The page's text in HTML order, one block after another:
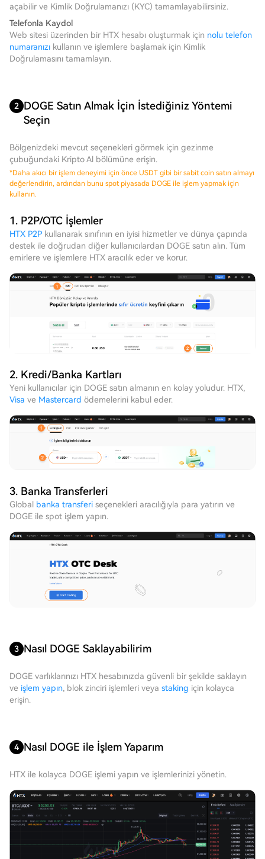
açabilir ve Kimlik Doğrulamanızı (KYC) tamamlayabilirsiniz.
Telefonla Kaydol
Web sitesi üzerinden bir HTX hesabı oluşturmak için nolu telefon
numaranızı kullanın ve işlemlere başlamak için Kimlik
Doğrulamasını tamamlayın.
2 DOGE Satın Almak İçin İstediğiniz Yöntemi
Seçin
Bölgenizdeki mevcut seçenekleri görmek için gezinme
çubuğundaki Kripto Al bölümüne erişin.
*Daha akıcı bir işlem deneyimi için önce USDT gibi bir sabit coin satın almayı
değerlendirin, ardından bunu spot piyasada DOGE ile işlem yapmak için
kullanın.
1. P2P/OTC İşlemler
HTX P2P kullanarak sınıfının en iyisi hizmetler ve dünya çapında
destek ile doğrudan diğer kullanıcılardan DOGE satın alın. Tüm
emirlere ve işlemlere HTX aracılık eder ve korur.
2. Kredi/Banka Kartları
Yeni kullanıcılar için DOGE satın almanın en kolay yoludur. HTX,
Visa ve Mastercard ödemelerini kabul eder.
3. Banka Transferleri
Global banka transferi seçenekleri aracılığıyla para yatırın ve
DOGE ile spot işlem yapın.
3 Nasıl DOGE Saklayabilirim
DOGE varlıklarınızı HTX hesabınızda güvenli bir şekilde saklayın
ve işlem yapın, blok zinciri işlemleri veya staking için kolayca
erişin.
4 Nasıl DOGE ile İşlem Yaparım
HTX ile kolayca DOGE işlemi yapın ve işlemlerinizi yönetin.